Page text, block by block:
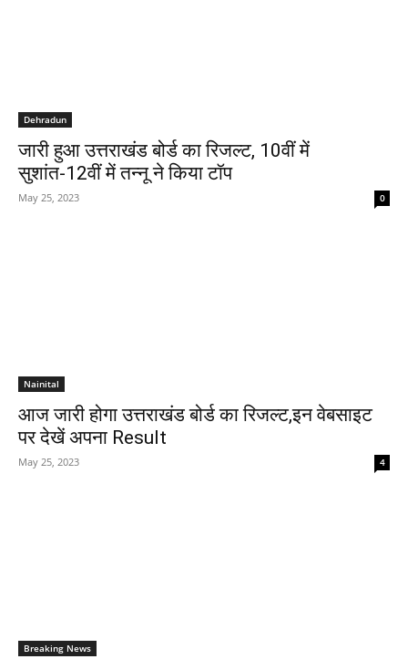
Dehradun
जारी हुआ उत्तराखंड बोर्ड का रिजल्ट, 10वीं में
सुशांत-12वीं में तन्नू ने किया टॉप
May 25, 2023 0
Nainital
आज जारी होगा उत्तराखंड बोर्ड का रिजल्ट,इन वेबसाइट
पर देखें अपना Result
May 25, 2023 4
Breaking News